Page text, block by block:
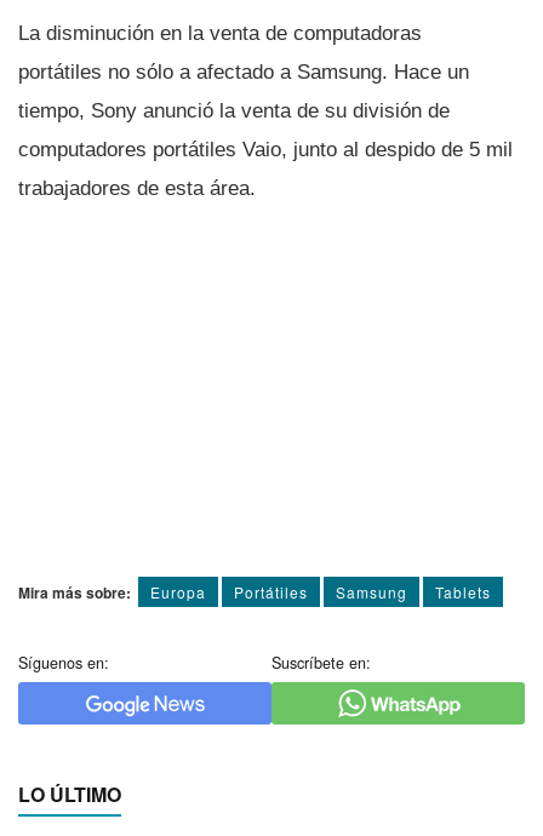
La disminución en la venta de computadoras
portátiles no sólo a afectado a Samsung. Hace un
tiempo, Sony anunció la venta de su división de
computadores portátiles Vaio, junto al despido de 5 mil
trabajadores de esta área.
Mira más sobre: Europa Portátiles Samsung Tablets
Síguenos en: Suscríbete en:
LO ÚLTIMO